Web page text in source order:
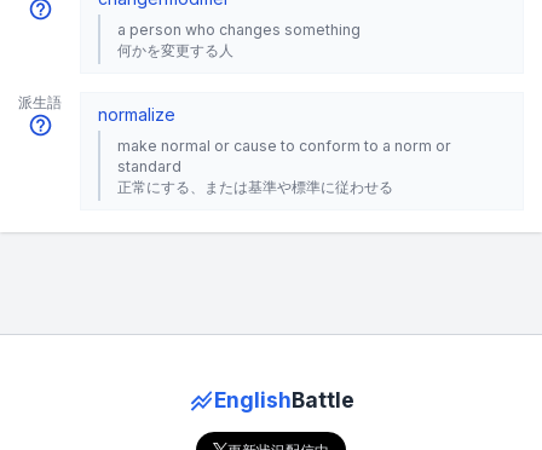
a person who changes something
何かを変更する人
派生語
normalize
make normal or cause to conform to a norm or
standard
正常にする、または基準や標準に従わせる
EnglishBattle